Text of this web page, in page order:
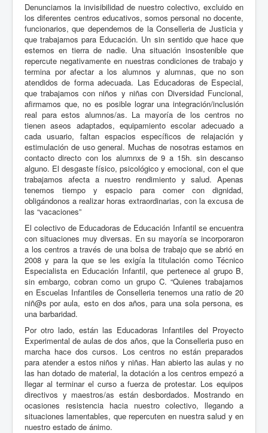
Denunciamos la invisibilidad de nuestro colectivo, excluido en
los diferentes centros educativos, somos personal no docente,
funcionarios, que dependemos de la Conselleria de Justicia y
que trabajamos para Educación. Un sin sentido que hace que
estemos en tierra de nadie. Una situación insostenible que
repercute negativamente en nuestras condiciones de trabajo y
termina por afectar a los alumnos y alumnas, que no son
atendidos de forma adecuada. Las Educadoras de Especial,
que trabajamos con niños y niñas con Diversidad Funcional,
afirmamos que, no es posible lograr una integración/inclusión
real para estos alumnos/as. La mayoría de los centros no
tienen aseos adaptados, equipamiento escolar adecuado a
cada usuario, faltan espacios específicos de relajación y
estimulación de uso general. Muchas de nosotras estamos en
contacto directo con los alumnxs de 9 a 15h. sin descanso
alguno. El desgaste físico, psicológico y emocional, con el que
trabajamos afecta a nuestro rendimiento y salud. Apenas
tenemos tiempo y espacio para comer con dignidad,
obligándonos a realizar horas extraordinarias, con la excusa de
las “vacaciones”
El colectivo de Educadoras de Educación Infantil se encuentra
con situaciones muy diversas. En su mayoría se incorporaron
a los centros a través de una bolsa de trabajo que se abrió en
2008 y para la que se les exigía la titulación como Técnico
Especialista en Educación Infantil, que pertenece al grupo B,
sin embargo, cobran como un grupo C. “Quienes trabajamos
en Escuelas Infantiles de Conselleria tenemos una ratio de 20
niñ@s por aula, esto en dos años, para una sola persona, es
una barbaridad.
Por otro lado, están las Educadoras Infantiles del Proyecto
Experimental de aulas de dos años, que la Conselleria puso en
marcha hace dos cursos. Los centros no están preparados
para atender a estos niños y niñas. Han abierto las aulas y no
las han dotado de material, la dotación a los centros empezó a
llegar al terminar el curso a fuerza de protestar. Los equipos
directivos y maestros/as están desbordados. Mostrando en
ocasiones resistencia hacia nuestro colectivo, llegando a
situaciones lamentables, que repercuten en nuestra salud y en
nuestro estado de ánimo.